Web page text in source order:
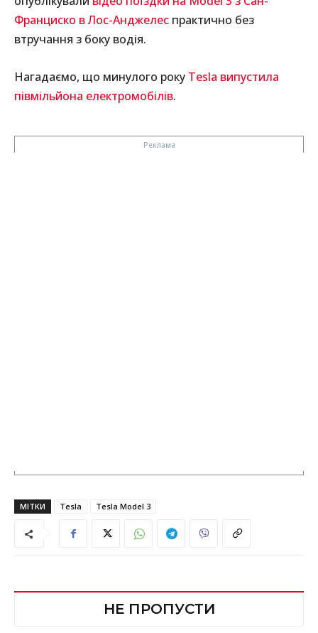
Франциско в Лос-Анджелес практично без
втручання з боку водія.
Нагадаємо, що минулого року Tesla випустила
півмільйона електромобілів.
МІТКИ Tesla Tesla Model 3
НЕ ПРОПУСТИ